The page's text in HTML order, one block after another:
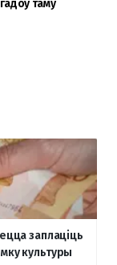
гадоў таму
заплаціць
культуры